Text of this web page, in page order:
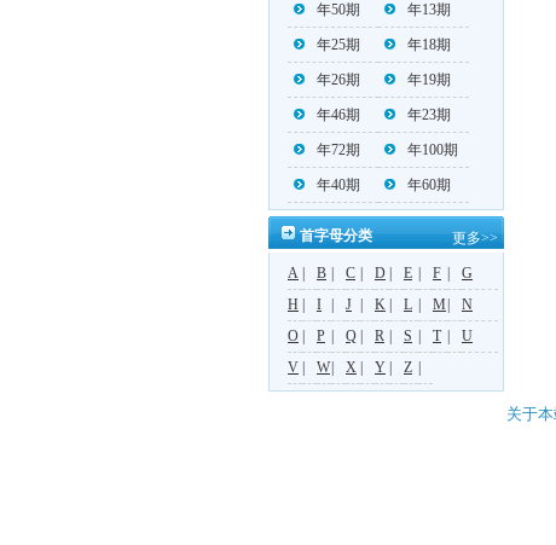
年50期 年13期
年25期 年18期
年26期 年19期
年46期 年23期
年72期 年100期
年40期 年60期
首字母分类 更多>>
A B C D E F
G
H
I J K L M
N
O
P Q R S T
U
V
W X Y Z
关于